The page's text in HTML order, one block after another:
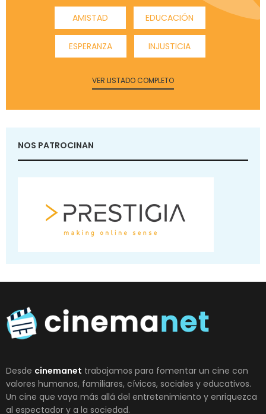
AMISTAD EDUCACIÓN
ESPERANZA INJUSTICIA
VER LISTADO COMPLETO
NOS PATROCINAN
Desde cinemanet trabajamos para fomentar un cine con
valores humanos, familiares, cívicos, sociales y educativos.
Un cine que vaya más allá del entretenimiento y enriquezca
al espectador y a la sociedad.